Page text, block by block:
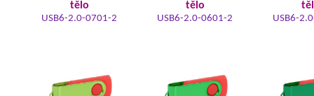
tělo
USB6-2.0-0701-2
tělo
USB6-2.0-0601-2 USB6-